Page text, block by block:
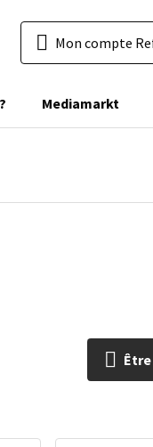
Mon compte
Mediamarkt